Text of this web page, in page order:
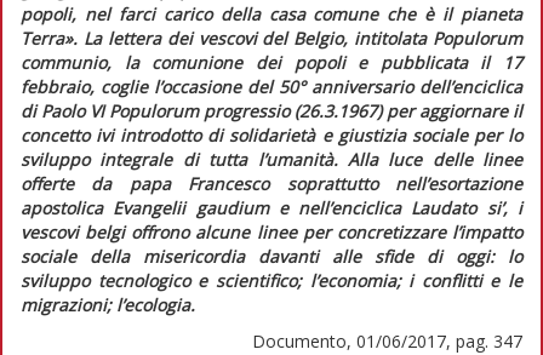
popoli, nel farci carico della casa comune che è il pianeta
Terra». La lettera dei vescovi del Belgio, intitolata Populorum
communio, la comunione dei popoli e pubblicata il 17
febbraio, coglie l’occasione del 50° anniversario dell’enciclica
di Paolo VIPopulorum progressio(26.3.1967) per aggiornare il
concetto ivi introdotto di solidarietà e giustizia sociale per lo
sviluppo integrale di tutta l’umanità. Alla luce delle linee
offerte da papa Francesco soprattutto nell’esortazione
apostolica Evangelii gaudiume nell’enciclica Laudato si’, i
vescovi belgi offrono alcune linee per concretizzare l’impatto
sociale della misericordia davanti alle sfide di oggi: lo
sviluppo tecnologico e scientifico; l’economia; i conflitti e le
migrazioni; l’ecologia.
Documento, 01/06/2017, pag. 347